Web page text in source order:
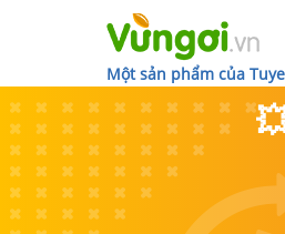
Một sản phẩm của